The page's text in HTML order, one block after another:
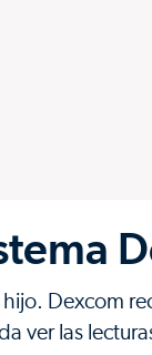
Dexcom
ver las